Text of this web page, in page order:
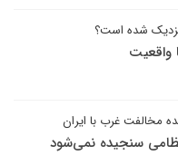
نزدیک شده است؟
واقعیت
مخالفت غرب با ایران
نظامی سنجید‌ه نمی‌شود